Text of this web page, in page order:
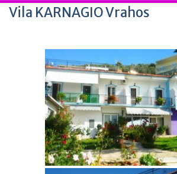
Vila KARNAGIO Vrahos